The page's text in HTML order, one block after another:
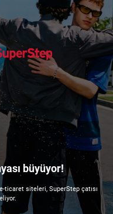
büyüyor!
ticaret siteleri, SuperStep çatısı